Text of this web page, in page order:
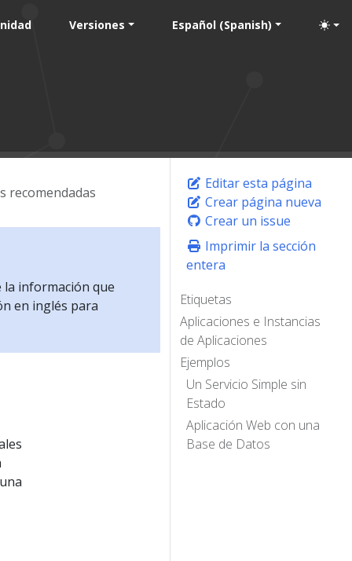
Versiones Español (Spanish)
Editar esta página
Crear página nueva
Crear un issue
Imprimir la sección
entera
Etiquetas
Aplicaciones e Instancias
de Aplicaciones
Ejemplos
Un Servicio Simple sin
Estado
Aplicación Web con una
Base de Datos
recomendadas
información que
en inglés para